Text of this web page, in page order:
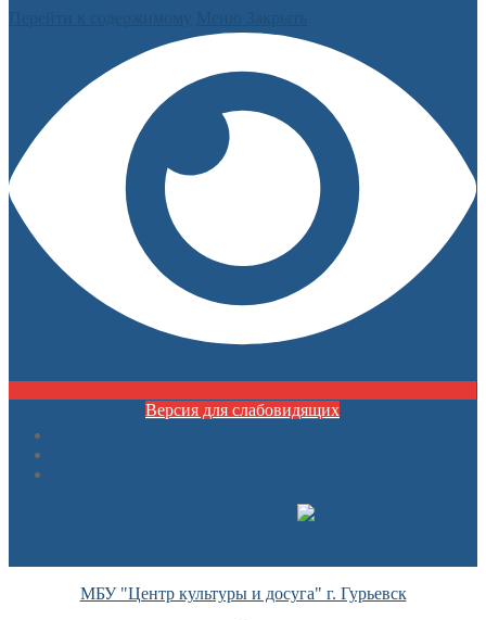
Версия для слабовидящих
МБУ "Центр культуры и досуга" г. Гурьевск